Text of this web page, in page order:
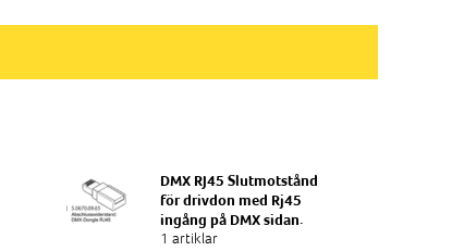
DMX RJ45 Slutmotstånd
för drivdon med Rj45
ingång på DMX sidan.
1 artiklar